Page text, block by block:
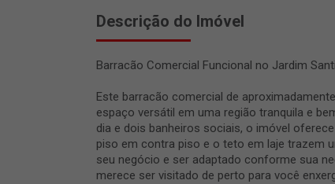
Descrição do Imóvel
Barracão Comercial Funcional no Jardim
Este barracão comercial de
espaço versátil em uma região tranquila e
dia e dois banheiros sociais, o imóvel
piso em contra piso e o teto em laje trazem
seu negócio e ser adaptado conforme sua
merece ser visitado de perto para você